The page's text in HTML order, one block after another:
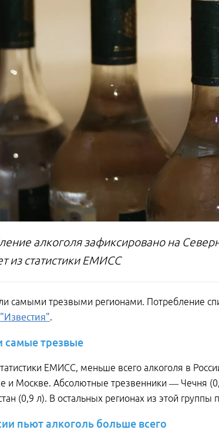
алкоголя зафиксировано на
из статистики ЕМИСС
самыми трезвыми регионами. Потребление
"Известия".
самые трезвые
ЕМИСС, меньше всего алкоголя в
и Москве. Абсолютные трезвенники — Чечня
(0,9 л). В остальных регионах из этой группы
пьют алкоголь больше всего